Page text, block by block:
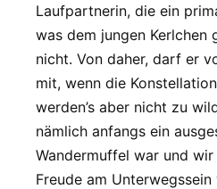
Laufpartnerin, die ein
was dem jungen Kerlchen
nicht. Von daher, darf er
mit, wenn die
werden’s aber nicht zu
nämlich anfangs ein
Wandermuffel war und
Freude am